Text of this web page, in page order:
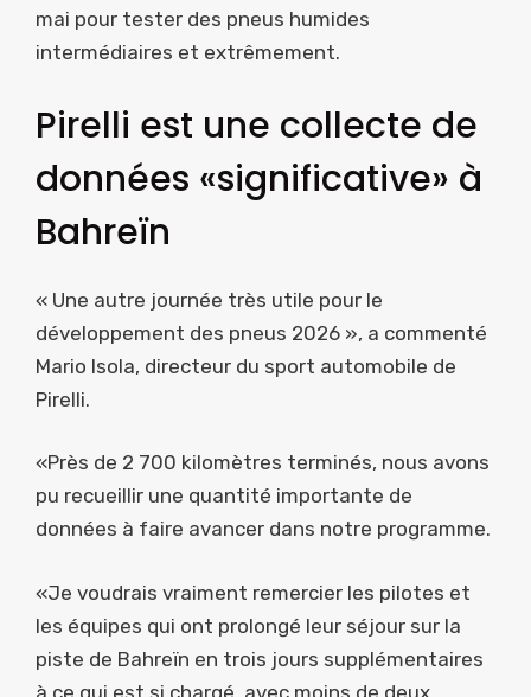
mai pour tester des pneus humides
intermédiaires et extrêmement.
Pirelli est une collecte de
données «significative» à
Bahreïn
« Une autre journée très utile pour le
développement des pneus 2026 », a commenté
Mario Isola, directeur du sport automobile de
Pirelli.
«Près de 2 700 kilomètres terminés, nous avons
pu recueillir une quantité importante de
données à faire avancer dans notre programme.
«Je voudrais vraiment remercier les pilotes et
les équipes qui ont prolongé leur séjour sur la
piste de Bahreïn en trois jours supplémentaires
à ce qui est si chargé, avec moins de deux